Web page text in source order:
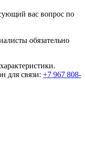
вас вопрос по
обязательно
для связи: +7 967 808-